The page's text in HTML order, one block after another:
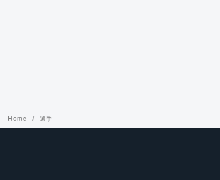
Home 選手